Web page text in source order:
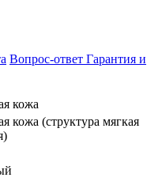
Вопрос-ответ Гарантия и
кожа
кожа (структура мягкая